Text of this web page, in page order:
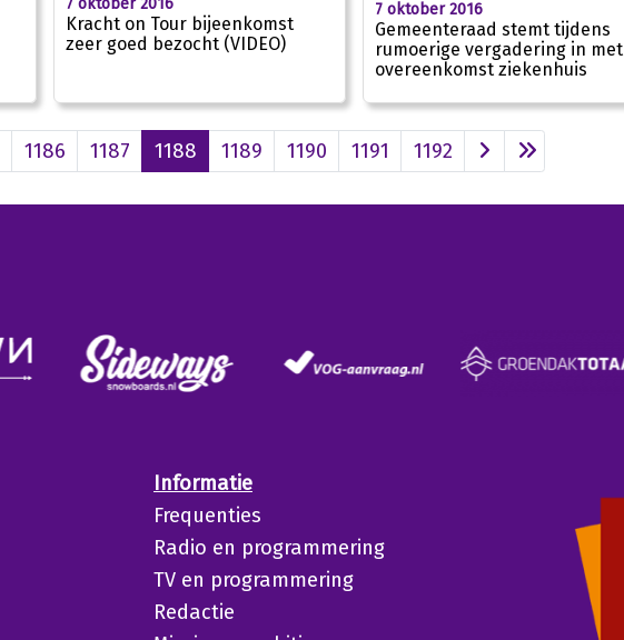
7 oktober 2016
Kracht on Tour bijeenkomst
zeer goed bezocht (VIDEO)
7 oktober 2016
Gemeenteraad stemt tijdens
rumoerige vergadering in met
overeenkomst ziekenhuis
1186 1187 1188 1189 1190 1191 1192
Informatie
Frequenties
Radio en programmering
TV en programmering
Redactie